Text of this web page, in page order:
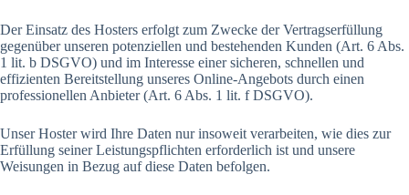
Der Einsatz des Hosters erfolgt zum Zwecke der Vertragserfüllung
gegenüber unseren potenziellen und bestehenden Kunden (Art. 6 Abs.
1 lit. b DSGVO) und im Interesse einer sicheren, schnellen und
effizienten Bereitstellung unseres Online-Angebots durch einen
professionellen Anbieter (Art. 6 Abs. 1 lit. f DSGVO).
Unser Hoster wird Ihre Daten nur insoweit verarbeiten, wie dies zur
Erfüllung seiner Leistungspflichten erforderlich ist und unsere
Weisungen in Bezug auf diese Daten befolgen.